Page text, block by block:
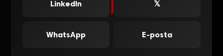
LinkedIn
𝕏
WhatsApp E-posta